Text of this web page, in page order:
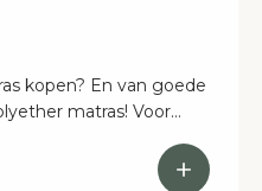
kopen? En van goede
matras! Voor